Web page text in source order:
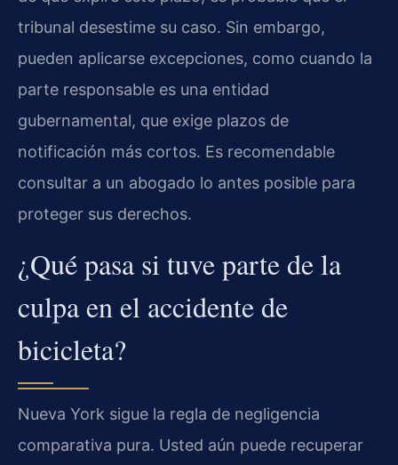
tribunal desestime su caso. Sin embargo,
pueden aplicarse excepciones, como cuando la
parte responsable es una entidad
gubernamental, que exige plazos de
notificación más cortos. Es recomendable
consultar a un abogado lo antes posible para
proteger sus derechos.
¿Qué pasa si tuve parte de la
culpa en el accidente de
bicicleta?
Nueva York sigue la regla de negligencia
comparativa pura. Usted aún puede recuperar